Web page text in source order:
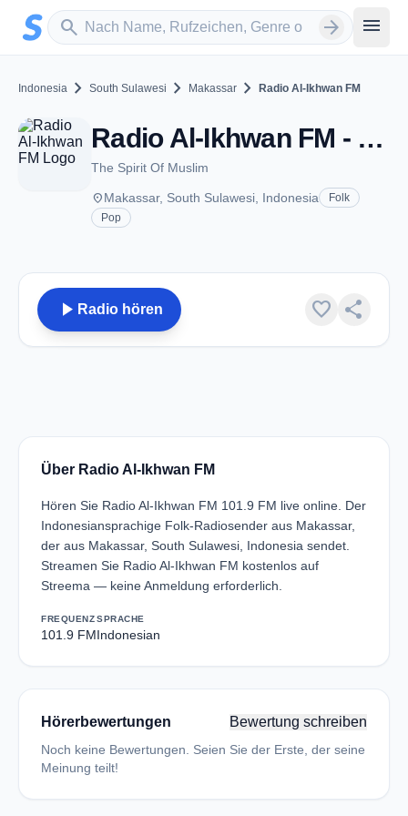
Zum Hauptinhalt springen
search
Sender suchen arrow_forward menu
Indonesia chevron_right South Sulawesi chevron_right Makassar chevron_right Radio Al-Ikhwan FM
Radio Al-Ikhwan FM - FM 101.9 - Makassar
The Spirit Of Muslim
placeMakassar, South Sulawesi, Indonesia
Folk
Pop
play_arrow Radio hören favorite share
Über Radio Al-Ikhwan FM
Hören Sie Radio Al-Ikhwan FM 101.9 FM live online. Der
Indonesiansprachige Folk-Radiosender aus Makassar,
der aus Makassar, South Sulawesi, Indonesia sendet.
Streamen Sie Radio Al-Ikhwan FM kostenlos auf
Streema — keine Anmeldung erforderlich.
FREQUENZ
101.9 FM
SPRACHE
Indonesian
Hörerbewertungen Bewertung schreiben
Noch keine Bewertungen. Seien Sie der Erste, der seine
Meinung teilt!